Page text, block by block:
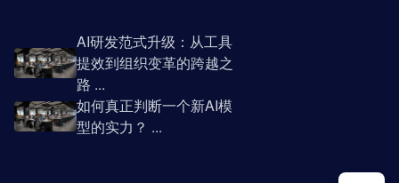
AI研发范式升级：从工具
提效到组织变革的跨越之
路 ...
如何真正判断一个新AI模
型的实力？ ...